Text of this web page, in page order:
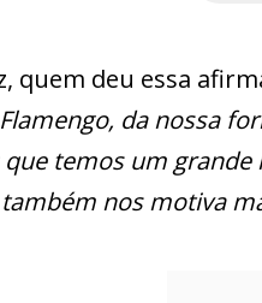
quem deu essa
da nossa
temos um
nos motiva